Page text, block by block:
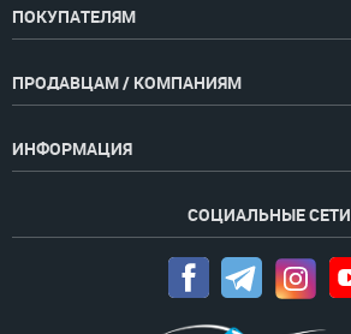
ПОКУПАТЕЛЯМ
ПРОДАВЦАМ / КОМПАНИЯМ
ИНФОРМАЦИЯ
СОЦИАЛЬНЫЕ СЕТИ